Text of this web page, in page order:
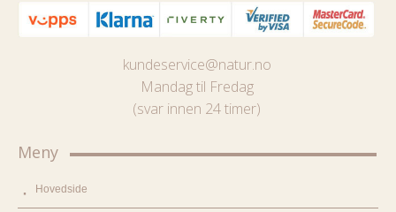
kundeservice@natur.no
Mandag til Fredag
(svar innen 24 timer)
Meny
Hovedside